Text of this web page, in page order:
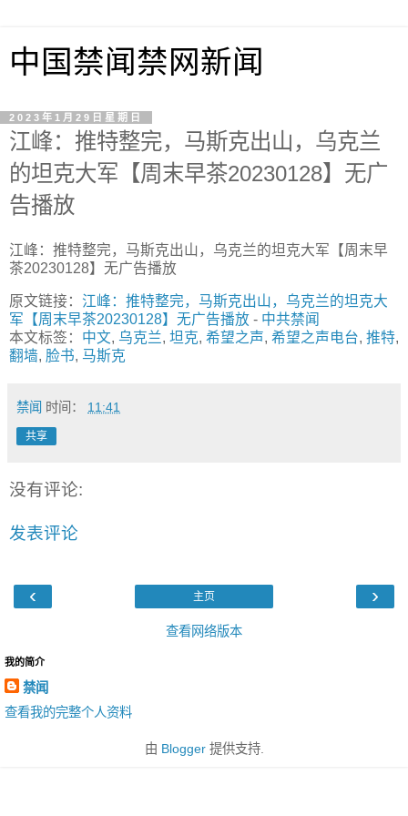
中国禁闻禁网新闻
2023年1月29日星期日
江峰：推特整完，马斯克出山，乌克兰
的坦克大军【周末早茶20230128】无广
告播放
江峰：推特整完，马斯克出山，乌克兰的坦克大军【周末早
茶20230128】无广告播放
原文链接： 江峰：推特整完，马斯克出山，乌克兰的坦克大
军【周末早茶20230128】无广告播放 - 中共禁闻
本文标签： 中文, 乌克兰, 坦克, 希望之声, 希望之声电台, 推特,
翻墙, 脸书, 马斯克
禁闻 时间： 11:41
共享
没有评论:
发表评论
‹ ›
主页
查看网络版本
我的简介
禁闻
查看我的完整个人资料
由 Blogger提供支持.